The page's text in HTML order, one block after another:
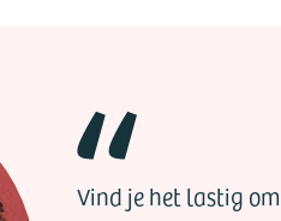
Vind je het lastig